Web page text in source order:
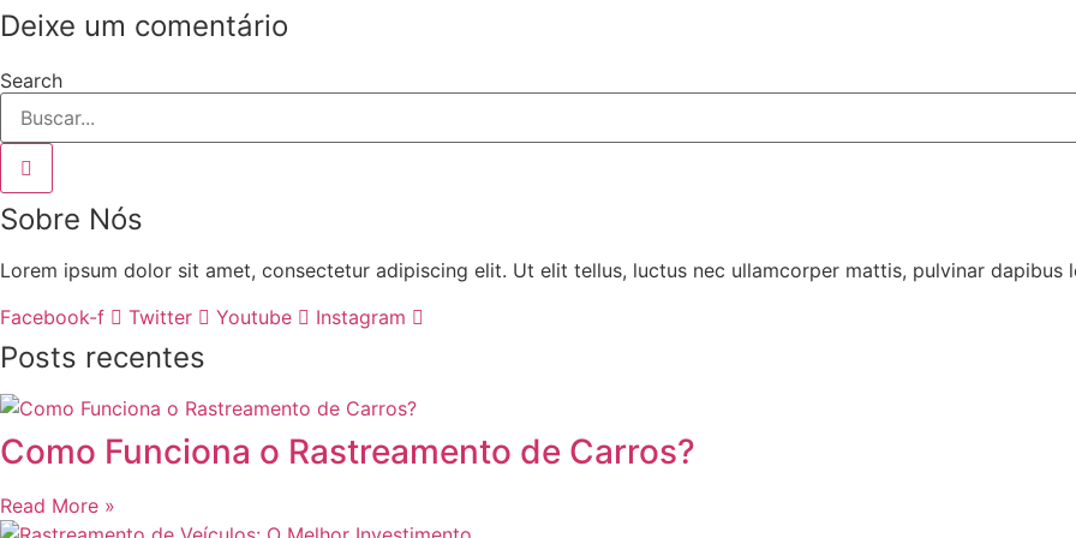
Deixe um comentário
Search
Sobre Nós
Lorem ipsum dolor sit amet, consectetur adipiscing elit. Ut elit tellus, luctus nec ullamcorper mattis, pulvinar dapibus
Facebook-f
Twitter Youtube Instagram
Posts recentes
Como Funciona o Rastreamento de Carros?
Read More »